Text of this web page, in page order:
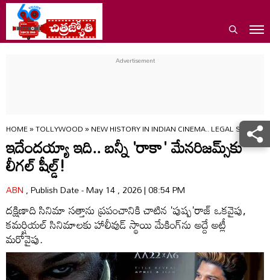
HOME»TOLLYWOOD»NEW HISTORY IN INDIAN CINEMA.. LEGAL SHIELD
ఇదేంద‌య్యా ఇది.. బన్నీ 'రాకా' మేనరిజమ్స్‌కు
లీగల్ షీల్డ్!
ABN, Publish Date - May 14 , 2026 | 08:54 PM
దక్షిణాది సినిమా సత్తాను ప్రపంచానికి చాటిన 'పుష్ప'రాజ్ ఒకవైపు,
కమర్షియల్ సినిమాలకు హాలీవుడ్ స్థాయి మేకింగ్‌ను అద్దే అట్లీ
మరోవైపు.